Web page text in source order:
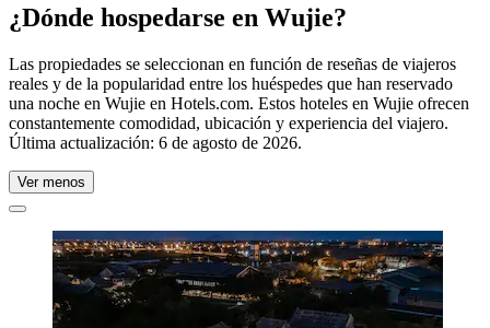
¿Dónde hospedarse en Wujie?
Las propiedades se seleccionan en función de reseñas de viajeros
reales y de la popularidad entre los huéspedes que han reservado
una noche en Wujie en Hotels.com. Estos hoteles en Wujie ofrecen
constantemente comodidad, ubicación y experiencia del viajero.
Última actualización: 6 de agosto de 2026.
Ver menos